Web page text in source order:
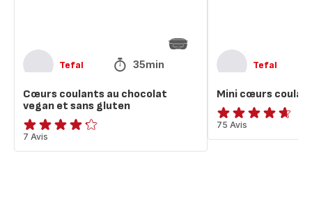
Tefal 35min
Cœurs coulants au chocolat
vegan et sans gluten
ratings.4.2
7 Avis
Tefal
Mini cœurs
ratings.4.6
75 Avis